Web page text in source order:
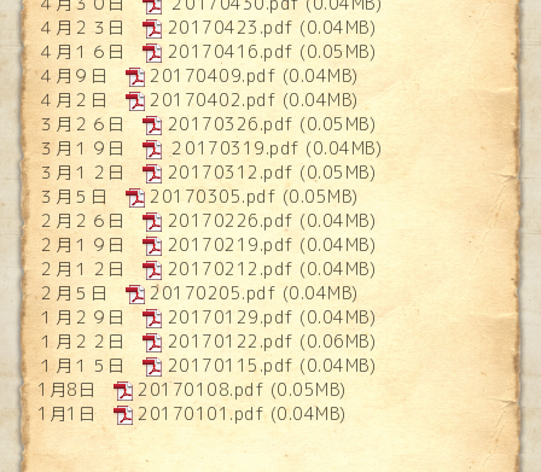
４月２３日
20170423.pdf (0.04MB)
４月１６日
20170416.pdf (0.05MB)
４月９日
20170409.pdf (0.04MB)
４月２日
20170402.pdf (0.04MB)
３月２６日
20170326.pdf (0.05MB)
３月１９日
２0170319.pdf (0.04MB)
３月１２日
20170312.pdf (0.05MB)
３月５日
20170305.pdf (0.05MB)
２月２６日
20170226.pdf (0.04MB)
２月１９日
20170219.pdf (0.04MB)
２月１２日
20170212.pdf (0.04MB)
２月５日
20170205.pdf (0.04MB)
１月２９日
20170129.pdf (0.04MB)
１月２２日
20170122.pdf (0.06MB)
１月１５日
20170115.pdf (0.04MB)
1月8日
20170108.pdf (0.05MB)
1月1日
20170101.pdf (0.04MB)